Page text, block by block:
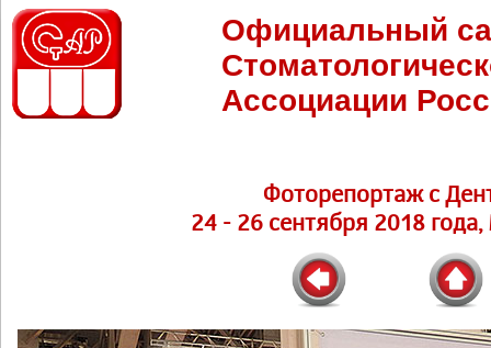
Официальный
Ассоциации
Фоторепортаж с
24 - 26 сентября 2018